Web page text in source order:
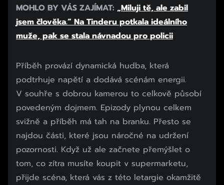
MOHLO BY VÁS ZAJÍMAT: „Miluji tě, ale zabil
jsem člověka.“ Na Tinderu potkala ideálního
muže, pak se stala návnadou pro policii
Příběh provází dynamická hudba, která
podtrhuje napětí a dodává scénám energii.
V souhře s dobrou kamerou to celkově působí
povedeným dojmem. Epizody plynou celkem
svižně a příběh má tah na branku. Přesto se
najdou části, které jsou náročné na udržení
pozornosti. Když už ale začnete přemýšlet o
tom, co zítra musíte koupit v supermarketu,
přijde scéna, která vás z této letargie okamžitě